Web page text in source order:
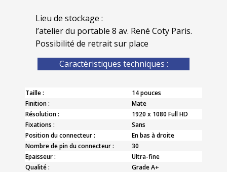
Lieu de stockage :
l’atelier du portable 8 av. René Coty Paris.
Possibilité de retrait sur place
Caractèristiques techniques :
Taille :
14 pouces
Finition :
Mate
Résolution :
1920 x 1080 Full HD
Fixations :
Sans
Position du connecteur :
En bas à droite
Nombre de pin du connecteur :
30
Epaisseur :
Ultra-fine
Qualité :
Grade A+